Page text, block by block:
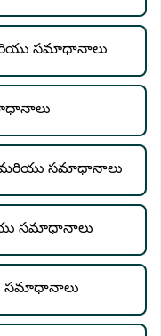
మరియు సమాధానాలు
మరియు సమాధానాలు
సమాధానాలు
సమాధానాలు